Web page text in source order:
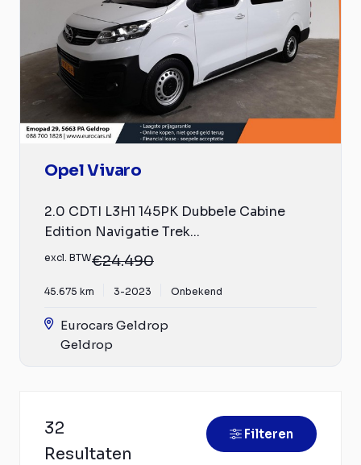
Opel Vivaro
2.0 CDTI L3H1 145PK Dubbele Cabine
Edition Navigatie Trek...
excl. BTW€24.490
45.675 km 3-2023 Onbekend
Eurocars Geldrop
Geldrop
32
Resultaten
Filteren